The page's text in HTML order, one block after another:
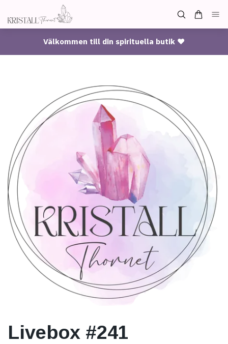
Välkommen till din spirituella butik ♥
Livebox #241